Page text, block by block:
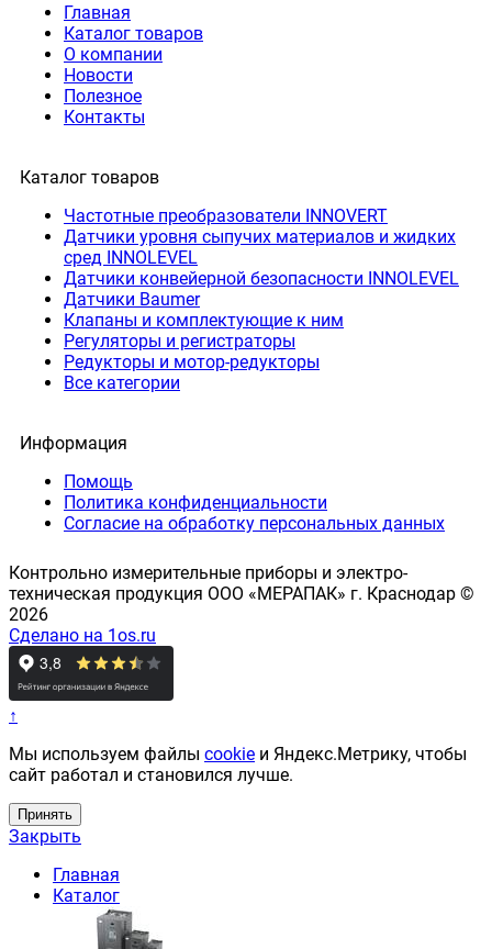
Главная
Каталог товаров
О компании
Новости
Полезное
Контакты
Каталог товаров
Частотные преобразователи INNOVERT
Датчики уровня сыпучих материалов и жидких
сред INNOLEVEL
Датчики конвейерной безопасности INNOLEVEL
Датчики Baumer
Клапаны и комплектующие к ним
Регуляторы и регистраторы
Редукторы и мотор-редукторы
Все категории
Информация
Помощь
Политика конфиденциальности
Согласие на обработку персональных данных
Контрольно измерительные приборы и электро-
техническая продукция ООО «МЕРАПАК» г. Краснодар ©
2026
Сделано на 1os.ru
↑
Мы используем файлы cookie и Яндекс.Метрику, чтобы
сайт работал и становился лучше.
Принять
Закрыть
Главная
Каталог